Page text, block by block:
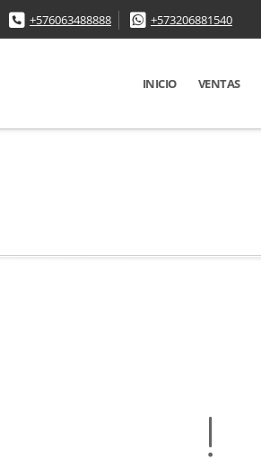
+576063488888 +573206881540
INICIO VENTAS